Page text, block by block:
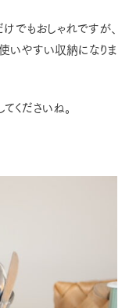
でもおしゃれですが、
いやすい収納になりま
くださいね。